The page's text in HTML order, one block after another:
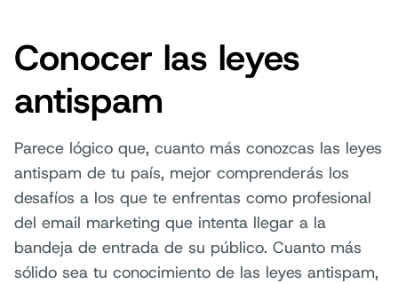
Conocer las leyes
antispam
Parece lógico que, cuanto más conozcas las leyes
antispam de tu país, mejor comprenderás los
desafíos a los que te enfrentas como profesional
del email marketing que intenta llegar a la
bandeja de entrada de su público. Cuanto más
sólido sea tu conocimiento de las leyes antispam,